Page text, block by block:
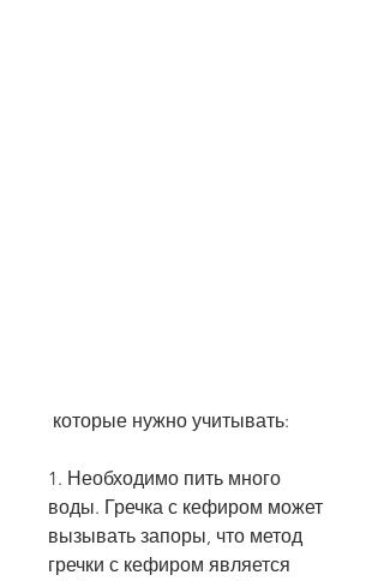
которые нужно учитывать:
1. Необходимо пить много
воды. Гречка с кефиром может
вызывать запоры, что метод
гречки с кефиром является